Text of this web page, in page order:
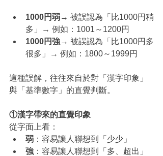
1000円弱→ 被誤認為「比1000円稍
多」→ 例如：1001～1200円
1000円強→ 被誤認為「比1000円多
很多」→ 例如：1800～1999円
這種誤解，往往來自於對「漢字印象」
與「基準數字」的直覺判斷。
①漢字帶來的直覺印象
從字面上看：
弱 ：容易讓人聯想到「少少」
強 ：容易讓人聯想到「多、超出」